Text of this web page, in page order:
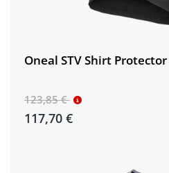
Oneal STV Shirt Protector
123,85 €
117,70 €